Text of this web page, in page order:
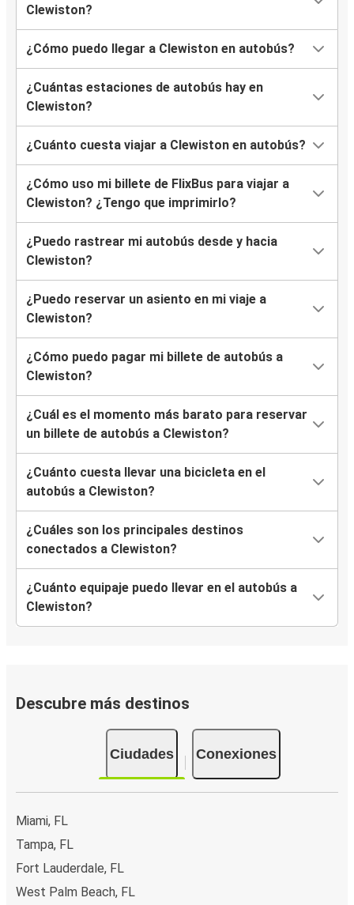
Clewiston?
¿Cómo puedo llegar a Clewiston en autobús?
¿Cuántas estaciones de autobús hay en
Clewiston?
¿Cuánto cuesta viajar a Clewiston en autobús?
¿Cómo uso mi billete de FlixBus para viajar a
Clewiston? ¿Tengo que imprimirlo?
¿Puedo rastrear mi autobús desde y hacia
Clewiston?
¿Puedo reservar un asiento en mi viaje a
Clewiston?
¿Cómo puedo pagar mi billete de autobús a
Clewiston?
¿Cuál es el momento más barato para reservar
un billete de autobús a Clewiston?
¿Cuánto cuesta llevar una bicicleta en el
autobús a Clewiston?
¿Cuáles son los principales destinos
conectados a Clewiston?
¿Cuánto equipaje puedo llevar en el autobús a
Clewiston?
Descubre más destinos
Ciudades Conexiones
Miami, FL
Tampa, FL
Fort Lauderdale, FL
West Palm Beach, FL